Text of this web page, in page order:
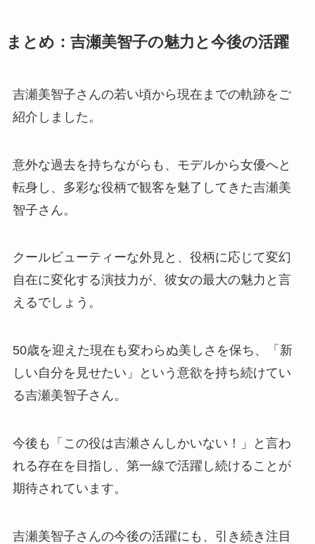
まとめ：吉瀬美智子の魅力と今後の活躍
吉瀬美智子さんの若い頃から現在までの軌跡をご
紹介しました。
意外な過去を持ちながらも、モデルから女優へと
転身し、多彩な役柄で観客を魅了してきた吉瀬美
智子さん。
クールビューティーな外見と、役柄に応じて変幻
自在に変化する演技力が、彼女の最大の魅力と言
えるでしょう。
50歳を迎えた現在も変わらぬ美しさを保ち、「新
しい自分を見せたい」という意欲を持ち続けてい
る吉瀬美智子さん。
今後も「この役は吉瀬さんしかいない！」と言わ
れる存在を目指し、第一線で活躍し続けることが
期待されています。
吉瀬美智子さんの今後の活躍にも、引き続き注目